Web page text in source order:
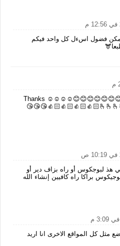
ممكن فضول اسءل كل واحد فيكم
Thanks
هذ لبوجكوس أو راه بزاف دير أو
براكا راه كافيين إنشاء الله
مثل كل المواقع الاخرى انا اريد